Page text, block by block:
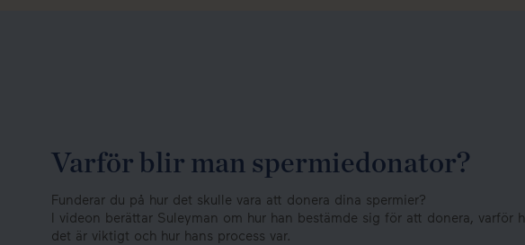
Varför blir man spermiedonator?
Funderar du på hur det skulle vara att donera dina spermier?
I videon berättar Suleyman om hur han bestämde sig för att donera, varför
det är viktigt och hur hans process var.